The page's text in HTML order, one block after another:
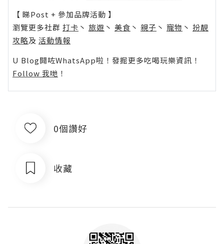
【 睇Post + 參加品牌活動 】
瀏覽更多社群 打卡 丶 旅遊 丶 美食 丶 親子 丶 寵物 丶 扮靚
攻略及 活動情報
U Blog開咗WhatsApp啦！發掘更多吃喝玩樂資訊！
Follow 我哋 ！
0個讚好
收藏